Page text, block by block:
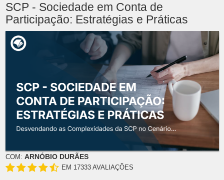
SCP - Sociedade em Conta de
Participação: Estratégias e Práticas
COM: ARNÓBIO DURÃES
EM 17333 AVALIAÇÕES